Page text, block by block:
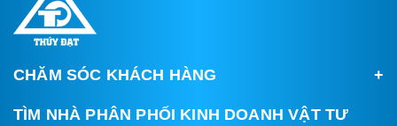
CHĂM SÓC KHÁCH HÀNG
TÌM NHÀ PHÂN PHỐI KINH DOANH VẬT TƯ